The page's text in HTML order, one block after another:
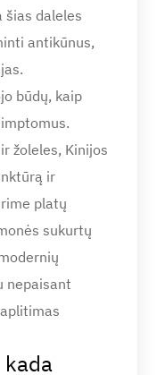
šias daleles
antikūnus,
būdų, kaip
žoleles, Kinijos
ir
platų
sukurtų
nepaisant